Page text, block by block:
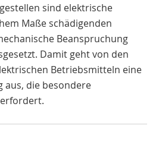
sind elektrische
Maße schädigenden
Beanspruchung
Damit geht von den
Betriebsmitteln eine
aus, die besondere